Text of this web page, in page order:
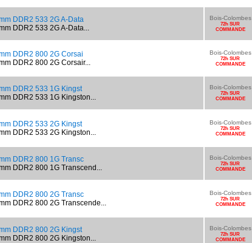
DDR2 533 2G A-Data
DDR2 533 2G A-Data...
Bois-Colombes
72h SUR
COMMANDE
DDR2 800 2G Corsai
DDR2 800 2G Corsair...
Bois-Colombes
72h SUR
COMMANDE
DDR2 533 1G Kingst
DDR2 533 1G Kingston...
Bois-Colombes
72h SUR
COMMANDE
DDR2 533 2G Kingst
DDR2 533 2G Kingston...
Bois-Colombes
72h SUR
COMMANDE
DDR2 800 1G Transc
DDR2 800 1G Transcend...
Bois-Colombes
72h SUR
COMMANDE
DDR2 800 2G Transc
DDR2 800 2G Transcende...
Bois-Colombes
72h SUR
COMMANDE
DDR2 800 2G Kingst
DDR2 800 2G Kingston...
Bois-Colombes
72h SUR
COMMANDE